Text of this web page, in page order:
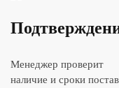
Менеджер проверит
наличие и сроки